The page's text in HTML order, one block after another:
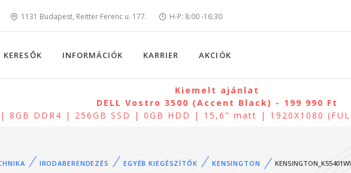
1131 Budapest, Reitter Ferenc u. 177. H-P: 8:00 -16:30
KERESŐK INFORMÁCIÓK KARRIER AKCIÓK
Kiemelt ajánlat
DELL Vostro 3500 (Accent Black) - 199 990 Ft
8GB DDR4 | 256GB SSD | 0GB HDD | 15,6" matt | 1920X1080
IRODABERENDEZÉS EGYÉB KIEGÉSZÍTŐK KENSINGTON